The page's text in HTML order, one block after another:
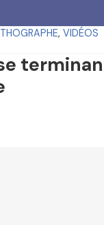
, VIDÉOS